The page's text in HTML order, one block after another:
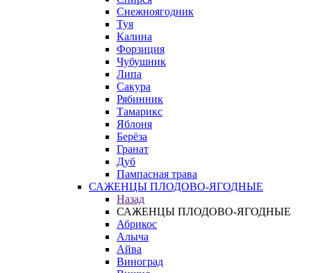
Снежноягодник
Туя
Калина
Форзиция
Чубушник
Липа
Сакура
Рябинник
Тамарикс
Яблоня
Берёза
Гранат
Дуб
Пампасная трава
САЖЕНЦЫ ПЛОДОВО-ЯГОДНЫЕ
Назад
САЖЕНЦЫ ПЛОДОВО-ЯГОДНЫЕ
Абрикос
Алыча
Айва
Виноград